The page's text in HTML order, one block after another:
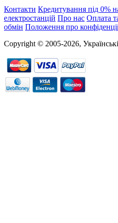
Контакти Кредитування під 0%
електростанцій Про нас Оплата
обмін Положення про
Copyright © 2005-2026,